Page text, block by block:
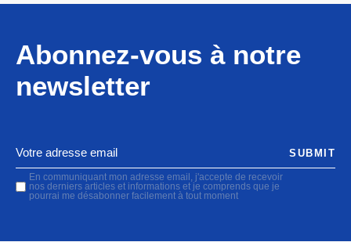
Abonnez-vous à notre
newsletter
En communiquant mon adresse email, j'accepte de recevoir
nos derniers articles et informations et je comprends que je
pourrai me désabonner facilement à tout moment
SUBMIT